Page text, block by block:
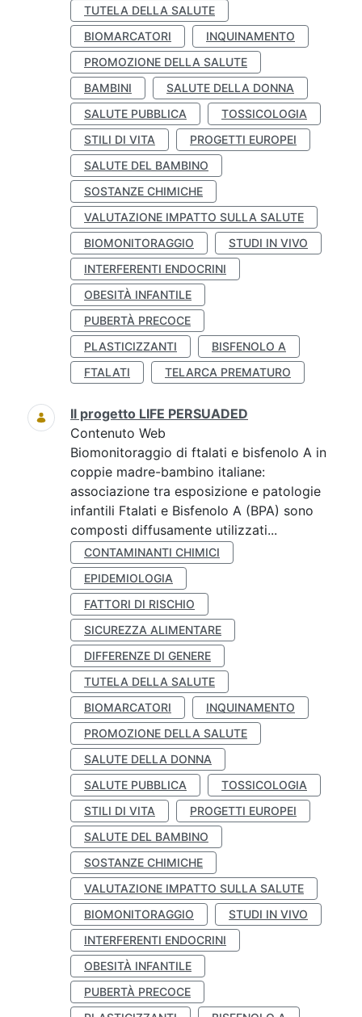
TUTELA DELLA SALUTE
BIOMARCATORI
INQUINAMENTO
PROMOZIONE DELLA SALUTE
BAMBINI
SALUTE DELLA DONNA
SALUTE PUBBLICA
TOSSICOLOGIA
STILI DI VITA
PROGETTI EUROPEI
SALUTE DEL BAMBINO
SOSTANZE CHIMICHE
VALUTAZIONE IMPATTO SULLA SALUTE
BIOMONITORAGGIO
STUDI IN VIVO
INTERFERENTI ENDOCRINI
OBESITÀ INFANTILE
PUBERTÀ PRECOCE
PLASTICIZZANTI
BISFENOLO A
FTALATI
TELARCA PREMATURO
Il progetto LIFE PERSUADED
Contenuto Web
Biomonitoraggio di ftalati e bisfenolo A in
coppie madre-bambino italiane:
associazione tra esposizione e patologie
infantili Ftalati e Bisfenolo A (BPA) sono
composti diffusamente utilizzati...
CONTAMINANTI CHIMICI
EPIDEMIOLOGIA
FATTORI DI RISCHIO
SICUREZZA ALIMENTARE
DIFFERENZE DI GENERE
TUTELA DELLA SALUTE
BIOMARCATORI
INQUINAMENTO
PROMOZIONE DELLA SALUTE
SALUTE DELLA DONNA
SALUTE PUBBLICA
TOSSICOLOGIA
STILI DI VITA
PROGETTI EUROPEI
SALUTE DEL BAMBINO
SOSTANZE CHIMICHE
VALUTAZIONE IMPATTO SULLA SALUTE
BIOMONITORAGGIO
STUDI IN VIVO
INTERFERENTI ENDOCRINI
OBESITÀ INFANTILE
PUBERTÀ PRECOCE